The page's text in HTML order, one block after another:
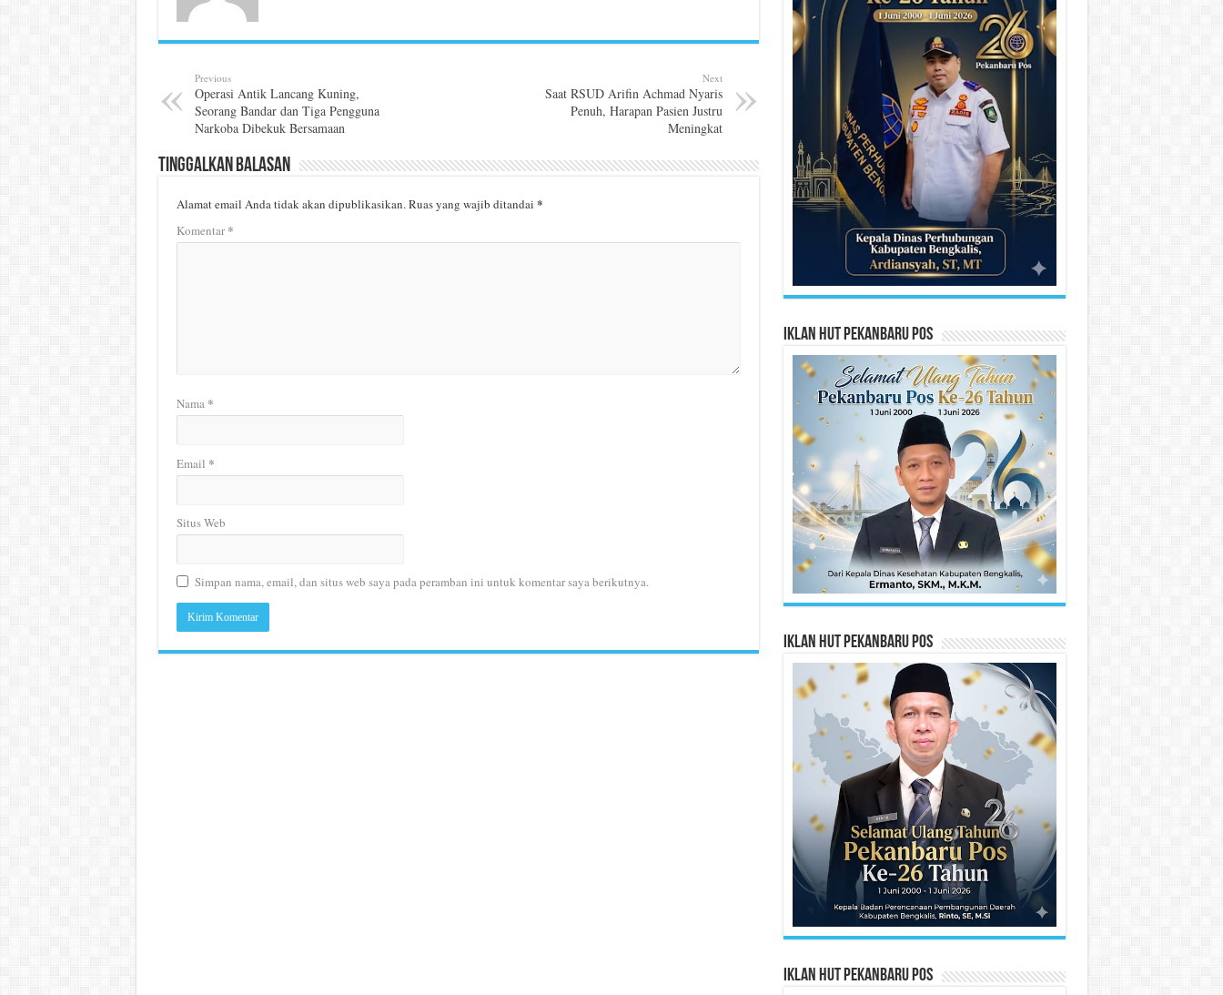
Previous
Operasi Antik Lancang Kuning,
Seorang Bandar dan Tiga Pengguna
Narkoba Dibekuk Bersamaan
Next
Saat RSUD Arifin Achmad Nyaris
Penuh, Harapan Pasien Justru
Meningkat
Tinggalkan Balasan
Alamat email Anda tidak akan dipublikasikan.Ruas yang wajib ditandai *
Komentar*
Nama *
Email *
Situs Web
Simpan nama, email, dan situs web saya pada peramban ini untuk komentar saya berikutnya.
Iklan HUT Pekanbaru Pos
Iklan HUT Pekanbaru Pos
Iklan HUT Pekanbaru Pos